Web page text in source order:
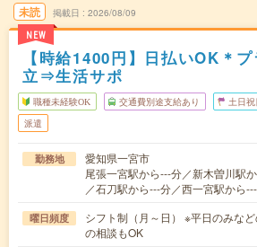
未読
NEW
掲載日 2026/08/09
【時給1400円】日払いOK＊
立⇒生活サポ
職種未経験OK 交通費別途支給あり 土日
派遣
勤務地
愛知県一宮市
尾張一宮駅から---分／新木曽川駅
／石刀駅から---分／西一宮駅から
曜日頻度
シフト制（月～日） ※平日のみな
の相談もOK